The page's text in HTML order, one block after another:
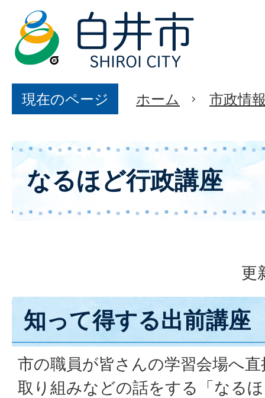
現在のページ ホーム 市政情
なるほど行政講座
更
知って得する出前講座
市の職員が皆さんの学習会場へ
取り組みなどの話をする「なる